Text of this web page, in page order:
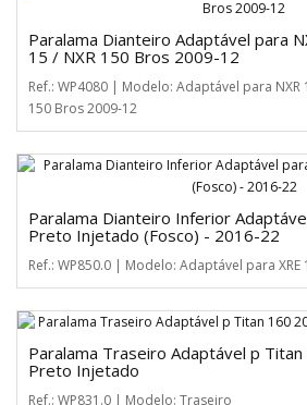
Paralama Dianteiro Adaptável para
15 / NXR 150 Bros 2009-12
Ref.: WP4080 | Modelo: Adaptável para NXR
150 Bros 2009-12
Paralama Dianteiro Inferior
Preto Injetado (Fosco) - 2016-22
Ref.: WP850.0 | Modelo: Adaptável para XRE
Paralama Traseiro Adaptável p
Preto Injetado
Ref.: WP831.0 | Modelo: Traseiro